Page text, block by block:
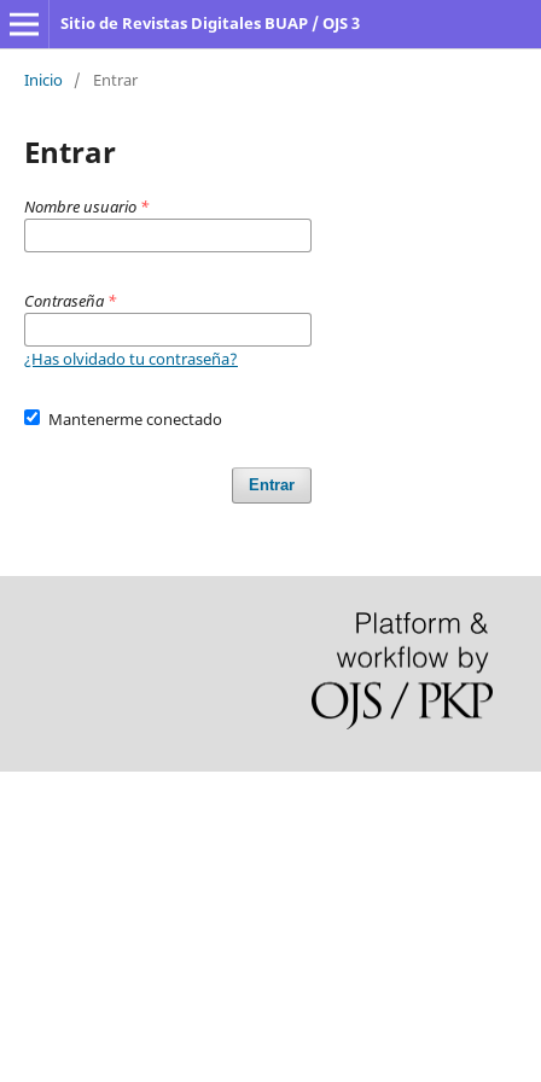
Sitio de Revistas Digitales BUAP / OJS 3
Inicio / Entrar
Entrar
Nombre usuario *
Contraseña *
¿Has olvidado tu contraseña?
Mantenerme conectado
Entrar